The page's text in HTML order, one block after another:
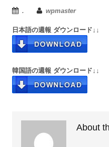
. wpmaster
日本語の週報 ダウンロード↓↓
韓国語の週報 ダウンロード↓↓
About